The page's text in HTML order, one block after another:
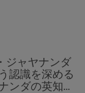
ジャヤナンダ
認識を深める
ンダの英知を